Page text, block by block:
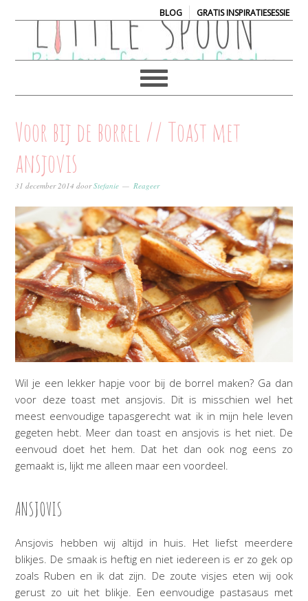
BLOG| GRATIS INSPIRATIESESSIE
Voor bij de borrel // Toast met
ansjovis
31 december 2014 doorStefanie Reageer
Wil je een lekker hapje voor bij de borrel maken? Ga dan
voor deze toast met ansjovis. Dit is misschien wel het
meest eenvoudige tapasgerecht wat ik in mijn hele leven
gegeten hebt. Meer dan toast en ansjovis is het niet. De
eenvoud doet het hem. Dat het dan ook nog eens zo
gemaakt is, lijkt me alleen maar een voordeel.
ANSJOVIS
Ansjovis hebben wij altijd in huis. Het liefst meerdere
blikjes. De smaak is heftig en niet iedereen is er zo gek op
zoals Ruben en ik dat zijn. De zoute visjes eten wij ook
gerust zo uit het blikje. Een eenvoudige pastasaus met